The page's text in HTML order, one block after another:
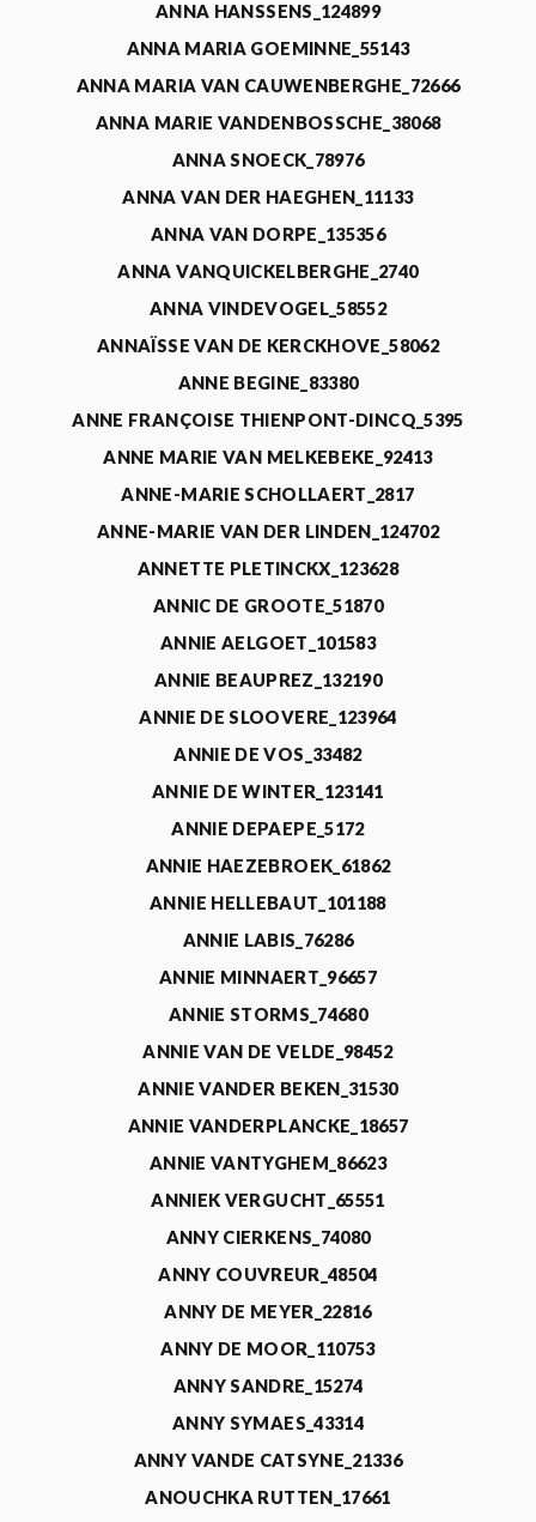
ANNA HANSSENS_124899
ANNA MARIA GOEMINNE_55143
ANNA MARIA VAN CAUWENBERGHE_72666
ANNA MARIE VANDENBOSSCHE_38068
ANNA SNOECK_78976
ANNA VAN DER HAEGHEN_11133
ANNA VAN DORPE_135356
ANNA VANQUICKELBERGHE_2740
ANNA VINDEVOGEL_58552
ANNAÏSSE VAN DE KERCKHOVE_58062
ANNE BEGINE_83380
ANNE FRANÇOISE THIENPONT-DINCQ_5395
ANNE MARIE VAN MELKEBEKE_92413
ANNE-MARIE SCHOLLAERT_2817
ANNE-MARIE VAN DER LINDEN_124702
ANNETTE PLETINCKX_123628
ANNIC DE GROOTE_51870
ANNIE AELGOET_101583
ANNIE BEAUPREZ_132190
ANNIE DE SLOOVERE_123964
ANNIE DE VOS_33482
ANNIE DE WINTER_123141
ANNIE DEPAEPE_5172
ANNIE HAEZEBROEK_61862
ANNIE HELLEBAUT_101188
ANNIE LABIS_76286
ANNIE MINNAERT_96657
ANNIE STORMS_74680
ANNIE VAN DE VELDE_98452
ANNIE VANDER BEKEN_31530
ANNIE VANDERPLANCKE_18657
ANNIE VANTYGHEM_86623
ANNIEK VERGUCHT_65551
ANNY CIERKENS_74080
ANNY COUVREUR_48504
ANNY DE MEYER_22816
ANNY DE MOOR_110753
ANNY SANDRE_15274
ANNY SYMAES_43314
ANNY VANDE CATSYNE_21336
ANOUCHKA RUTTEN_17661